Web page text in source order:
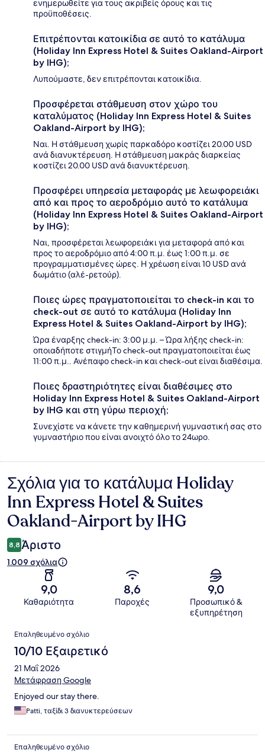
ενημερωθείτε για τους ακριβείς όρους και τις
προϋποθέσεις.
Επιτρέπονται κατοικίδια σε αυτό το κατάλυμα
(Holiday Inn Express Hotel & Suites Oakland-Airport
by IHG);
Λυπούμαστε, δεν επιτρέπονται κατοικίδια.
Προσφέρεται στάθμευση στον χώρο του
καταλύματος (Holiday Inn Express Hotel & Suites
Oakland-Airport by IHG);
Ναι. Η στάθμευση χωρίς παρκαδόρο κοστίζει 20.00 USD
ανά διανυκτέρευση. Η στάθμευση μακράς διαρκείας
κοστίζει 20.00 USD ανά διανυκτέρευση.
Προσφέρει υπηρεσία μεταφοράς με λεωφορειάκι
από και προς το αεροδρόμιο αυτό το κατάλυμα
(Holiday Inn Express Hotel & Suites Oakland-Airport
by IHG);
Ναι, προσφέρεται λεωφορειάκι για μεταφορά από και
προς το αεροδρόμιο από 4:00 π.μ. έως 1:00 π.μ. σε
προγραμματισμένες ώρες. Η χρέωση είναι 10 USD ανά
δωμάτιο (αλέ-ρετούρ).
Ποιες ώρες πραγματοποιείται το check-in και το
check-out σε αυτό το κατάλυμα (Holiday Inn
Express Hotel & Suites Oakland-Airport by IHG);
Ώρα έναρξης check-in: 3:00 μ.μ. – Ώρα λήξης check-in:
οποιαδήποτε στιγμήΤο check-out πραγματοποιείται έως
11:00 π.μ.. Ανέπαφο check-in και check-out είναι διαθέσιμα.
Ποιες δραστηριότητες είναι διαθέσιμες στο
Holiday Inn Express Hotel & Suites Oakland-Airport
by IHG και στη γύρω περιοχή;
Συνεχίστε να κάνετε την καθημερινή γυμναστική σας στο
γυμναστήριο που είναι ανοιχτό όλο το 24ωρο.
Σχόλια
Σχόλια για το κατάλυμα Holiday
Inn Express Hotel & Suites
Oakland-Airport by IHG
8,8 Άριστο
1.009 σχόλια
9,0
Καθαριότητα
8,6
Παροχές
9,0
Προσωπικό &
εξυπηρέτηση
Σχόλια
Επαληθευμένο σχόλιο
10/10 Εξαιρετικό
21 Μαΐ 2026
Μετάφραση Google
Enjoyed our stay there.
Patti, ταξίδι 3 διανυκτερεύσεων
Επαληθευμένο σχόλιο